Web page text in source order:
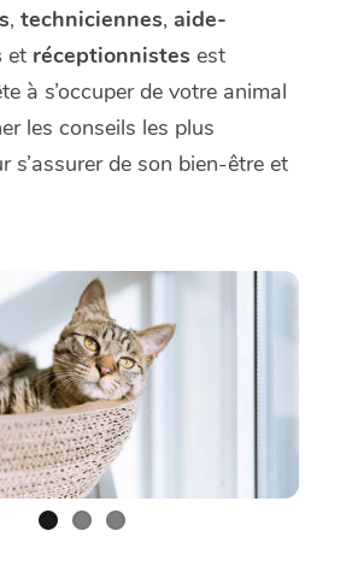
, techniciennes, aide-
et réceptionnistes est
à s’occuper de votre animal
les conseils les plus
s’assurer de son bien-être et